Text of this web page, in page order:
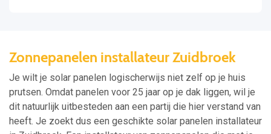
Zonnepanelen installateur Zuidbroek
Je wilt je solar panelen logischerwijs niet zelf op je huis
prutsen. Omdat panelen voor 25 jaar op je dak liggen, wil je
dit natuurlijk uitbesteden aan een partij die hier verstand van
heeft. Je zoekt dus een geschikte solar panelen installateur